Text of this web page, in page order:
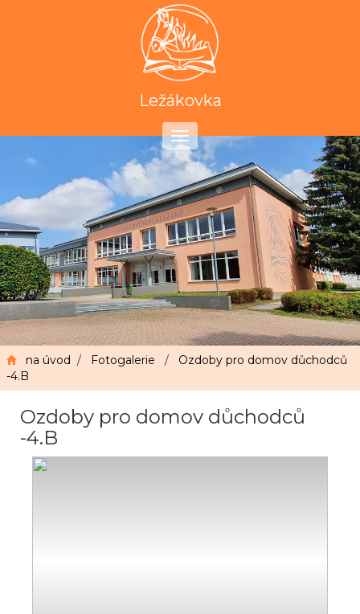
Ležákovka
Toggle
navigation
na úvod / Fotogalerie / Ozdoby pro domov důchodců
-4.B
Ozdoby pro domov důchodců
-4.B